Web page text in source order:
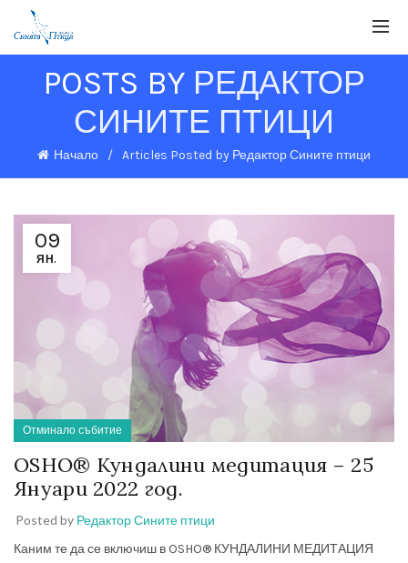
POSTS BY РЕДАКТОР
СИНИТЕ ПТИЦИ
Начало Articles Posted by Редактор Сините птици
09
ЯН.
Отминало събитие
OSHO® Кундалини медитация – 25
Януари 2022 год.
Posted by Редактор Сините птици
Каним те да се включиш в OSHO® КУНДАЛИНИ МЕДИТАЦИЯ